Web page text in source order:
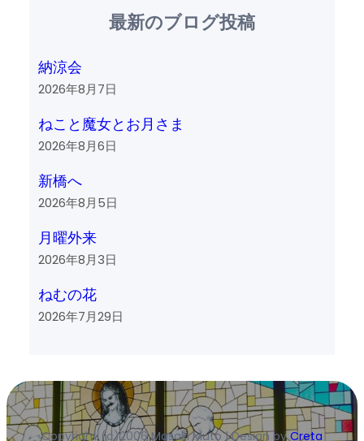
最新のブログ投稿
納涼会
2026年8月7日
ねこと魔女とお月さま
2026年8月6日
新橋へ
2026年8月5日
月曜外来
2026年8月3日
ねむの花
2026年7月29日
Copyright (c)2006 Masaki Muto | Design byCreta